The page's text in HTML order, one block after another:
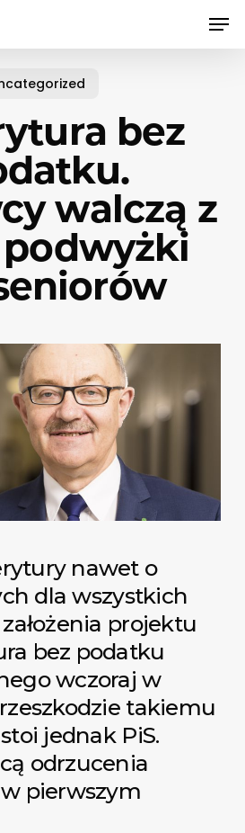
bez
walczą z
podwyżki
nawet o
dla wszystkich
projektu
bez podatku
wczoraj w
takiemu
jednak PiS.
odrzucenia
pierwszym